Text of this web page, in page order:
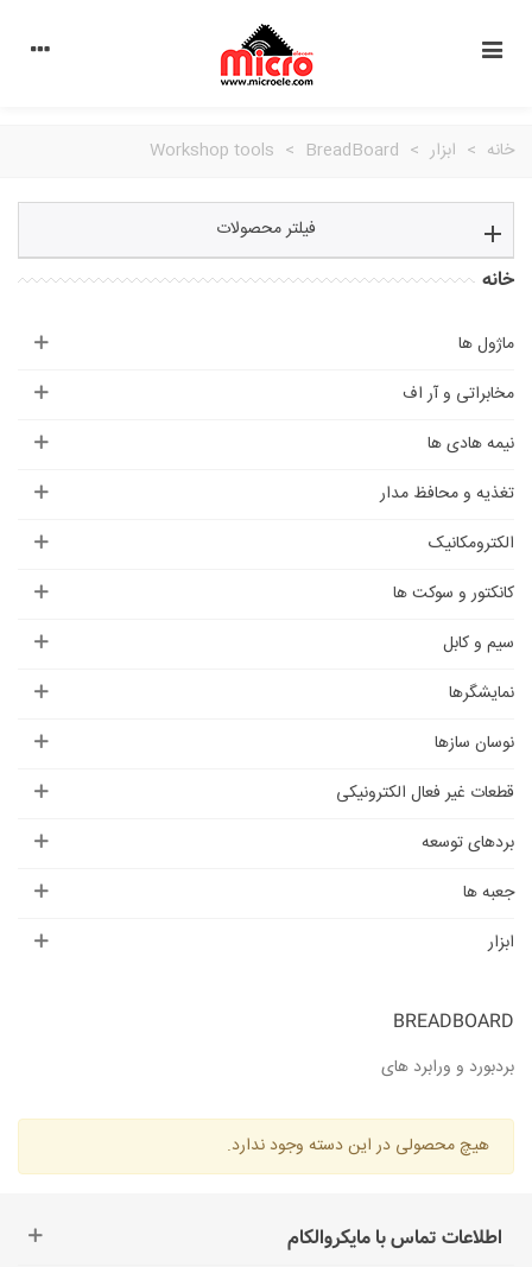
خانه > ابزار >
Workshop tools > BreadBoard
فیلتر محصولات
خانه
ماژول ها
مخابراتی و آر اف
نیمه هادی ها
تغذیه و محافظ مدار
الکترومکانیک
کانکتور و سوکت ها
سیم و کابل
نمایشگرها
نوسان سازها
قطعات غیر فعال الکترونیکی
بردهای توسعه
جعبه ها
ابزار
BREADBOARD
بردبورد و ورابرد های
هیچ محصولی در این دسته وجود ندارد.
اطلاعات تماس با مایکروالکام